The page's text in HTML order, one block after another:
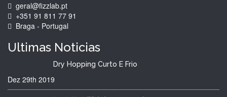
geral@fizzlab.pt
+351 91 811 77 91
Braga - Portugal
Ultimas Noticias
Dry Hopping Curto E Frio
Dez 29th 2019